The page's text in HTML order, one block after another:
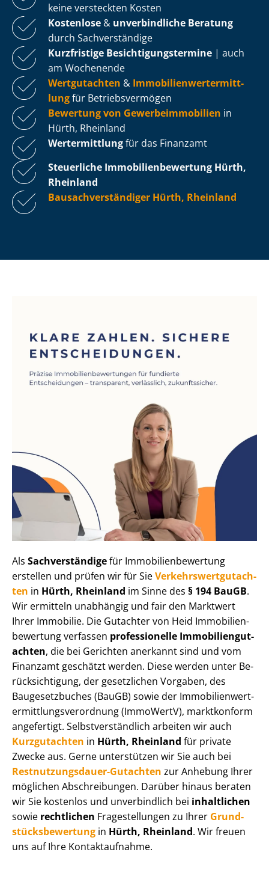
keine versteckten Kosten
Kostenlose & unverbindliche Beratung
durch Sachverständige
Kurzfristige Be­sich­ti­gungs­ter­mi­ne | auch
am Wochenende
Wertgutachten & Im­mo­bi­li­en­wert­ermitt­
lungfür Be­triebs­ver­mö­gen
Bewertung von Ge­wer­be­im­mo­bi­li­en in
Hürth, Rheinland
Wertermittlungfür das Finanzamt
Steuerliche Im­mo­bi­li­en­be­wer­tung Hürth,
Rheinland
Bau­sach­ver­stän­di­ger Hürth, Rheinland
Als Sachverständigefür Im­mo­bi­li­en­be­wer­tung
erstellen und prüfen wir für SieVer­kehrs­wert­gut­ach­
ten in Hürth, Rheinland im Sinne des § 194 BauGB.
Wir ermitteln unabhängig und fair den Marktwert
Ihrer Immobilie. Die Gutachter von Heid Im­mo­bi­li­en­
be­wer­tung verfassen professionelle Im­mo­bi­li­en­gut­
ach­ten, die bei Gerichten anerkannt sind und vom
Finanzamt geschätzt werden. Diese werden unter Be­
rück­sich­ti­gung, der gesetzlichen Vorgaben, des
Baugesetzbuches (BauGB) sowie der Im­mo­bi­li­en­wert­
ermitt­lungs­ver­ord­nung (ImmoWertV), marktkonform
angefertigt. Selbst­ver­ständ­lich arbeiten wir auch
Kurzgutachten in Hürth, Rheinland für private
Zwecke aus. Gerne unterstützen wir Sie auch bei
Rest­nut­zungs­dau­er-Gutachten zur Anhebung Ihrer
möglichen Abschreibungen. Darüber hinaus beraten
wir Sie kostenlos und unverbindlich bei inhaltlichen
sowie rechtlichen Fragestellungen zu Ihrer Grund­
stücks­be­wer­tung in Hürth, Rheinland. Wir freuen
uns auf Ihre Kontaktaufnahme.